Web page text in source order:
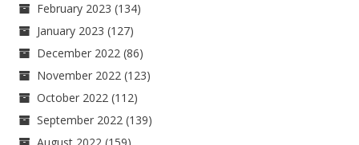
February 2023 (134)
January 2023 (127)
December 2022 (86)
November 2022 (123)
October 2022 (112)
September 2022 (139)